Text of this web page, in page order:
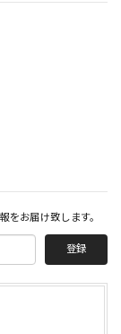
をお届け致します。
登録